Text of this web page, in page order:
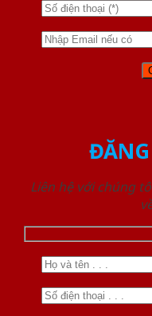
Liên hệ với chúng